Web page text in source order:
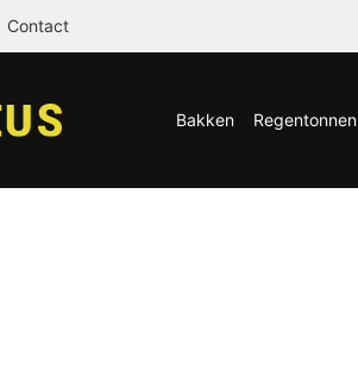
Contact
Bakken Regentonnen